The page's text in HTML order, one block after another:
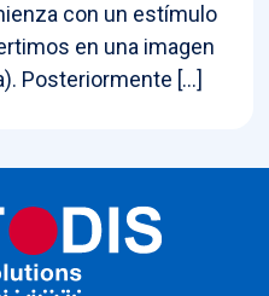
con un estímulo
en una imagen
Posteriormente […]